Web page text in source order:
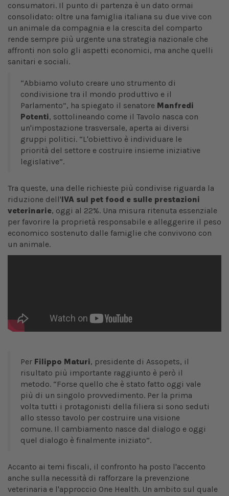
consumatori. Il punto di partenza è un dato ormai
consolidato: oltre una famiglia italiana su due vive con
un animale da compagnia e la crescita del comparto
rende sempre più urgente una strategia nazionale che
affronti non solo gli aspetti economici, ma anche quelli
sanitari e sociali.
“Abbiamo voluto creare uno strumento di
condivisione tra il mondo produttivo e il
Parlamento”, ha spiegato il senatore Manfredi
Potenti, sottolineando come il Tavolo nasca con
un'impostazione trasversale, aperta ai diversi
gruppi politici. “L'obiettivo è individuare le
priorità del settore e costruire insieme iniziative
legislative”.
Tra queste, una delle richieste più condivise riguarda la
riduzione dell'IVA sul pet food e sulle prestazioni
veterinarie, oggi al 22%. Una misura ritenuta essenziale
per favorire la proprietà responsabile e alleggerire il peso
economico sostenuto dalle famiglie che convivono con
un animale.
Per Filippo Maturi, presidente di Assopets, il
risultato più importante raggiunto è però il
metodo. “Forse quello che è stato fatto oggi vale
più di un singolo provvedimento. Per la prima
volta tutti i protagonisti della filiera si sono seduti
allo stesso tavolo per costruire una visione
comune. Il cambiamento nasce dal dialogo e oggi
quel dialogo è finalmente iniziato”.
Accanto ai temi fiscali, il confronto ha posto l'accento
anche sulla necessità di rafforzare la prevenzione
veterinaria e l'approccio One Health. Un ambito sul quale